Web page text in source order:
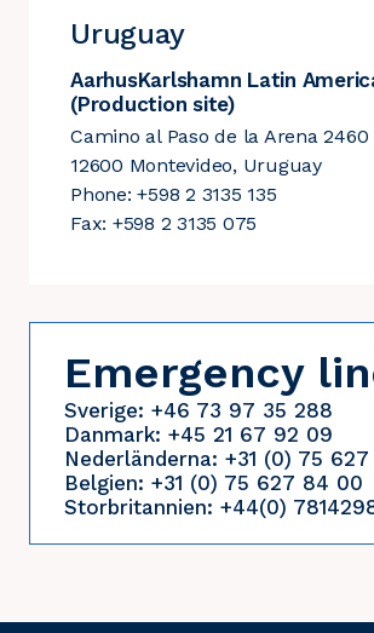
Uruguay
AarhusKarlshamn Latin
(Production site)
Camino al Paso de la Arena 2460
12600 Montevideo, Uruguay
Phone: +598 2 3135 135
Fax: +598 2 3135 075
Emergency
Sverige: +46 73 97 35 288
Danmark: +45 21 67 92 09
Nederländerna: +31 (0) 75
Belgien: +31 (0) 75 627 84 00
Storbritannien: +44(0)